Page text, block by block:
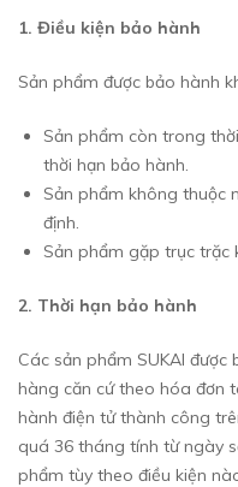
1. Điều kiện bảo hành
Sản phẩm được bảo hành
Sản phẩm còn trong
thời hạn bảo hành.
Sản phẩm không thuộc
định.
Sản phẩm gặp trục trặc
2. Thời hạn bảo hành
Các sản phẩm SUKAI
hàng căn cứ theo hóa đơn
hành điện tử thành công
quá 36 tháng tính từ ngày
phẩm tùy theo điều kiện